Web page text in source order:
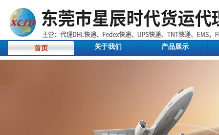
首页 关于我们 产品展示